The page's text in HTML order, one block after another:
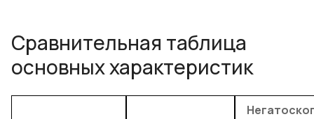
Сравнительная таблица
основных характеристик